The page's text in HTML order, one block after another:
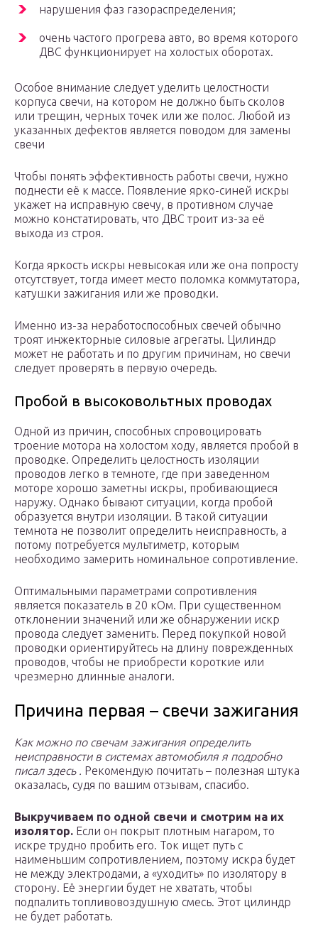
нарушения фаз газораспределения;
очень частого прогрева авто, во время которого
ДВС функционирует на холостых оборотах.
Особое внимание следует уделить целостности
корпуса свечи, на котором не должно быть сколов
или трещин, черных точек или же полос. Любой из
указанных дефектов является поводом для замены
свечи
Чтобы понять эффективность работы свечи, нужно
поднести её к массе. Появление ярко-синей искры
укажет на исправную свечу, в противном случае
можно констатировать, что ДВС троит из-за её
выхода из строя.
Когда яркость искры невысокая или же она попросту
отсутствует, тогда имеет место поломка коммутатора,
катушки зажигания или же проводки.
Именно из-за неработоспособных свечей обычно
троят инжекторные силовые агрегаты. Цилиндр
может не работать и по другим причинам, но свечи
следует проверять в первую очередь.
Пробой в высоковольтных проводах
Одной из причин, способных спровоцировать
троение мотора на холостом ходу, является пробой в
проводке. Определить целостность изоляции
проводов легко в темноте, где при заведенном
моторе хорошо заметны искры, пробивающиеся
наружу. Однако бывают ситуации, когда пробой
образуется внутри изоляции. В такой ситуации
темнота не позволит определить неисправность, а
потому потребуется мультиметр, которым
необходимо замерить номинальное сопротивление.
Оптимальными параметрами сопротивления
является показатель в 20 кОм. При существенном
отклонении значений или же обнаружении искр
провода следует заменить. Перед покупкой новой
проводки ориентируйтесь на длину поврежденных
проводов, чтобы не приобрести короткие или
чрезмерно длинные аналоги.
Причина первая – свечи зажигания
Как можно по свечам зажигания определить
неисправности в системах автомобиля я подробно
писал здесь . Рекомендую почитать – полезная штука
оказалась, судя по вашим отзывам, спасибо.
Выкручиваем по одной свечи и смотрим на их
изолятор. Если он покрыт плотным нагаром, то
искре трудно пробить его. Ток ищет путь с
наименьшим сопротивлением, поэтому искра будет
не между электродами, а «уходить» по изолятору в
сторону. Её энергии будет не хватать, чтобы
подпалить топливовоздушную смесь. Этот цилиндр
не будет работать.